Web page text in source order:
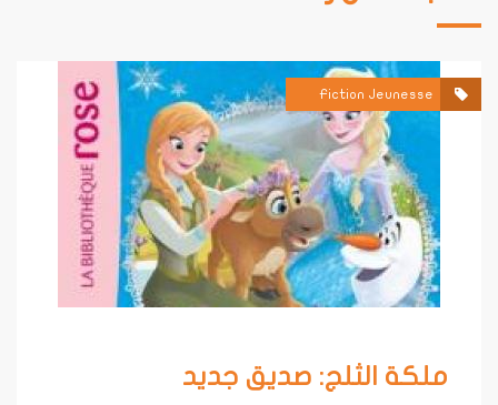
Fiction Jeunesse
الثلج: صديق جديد